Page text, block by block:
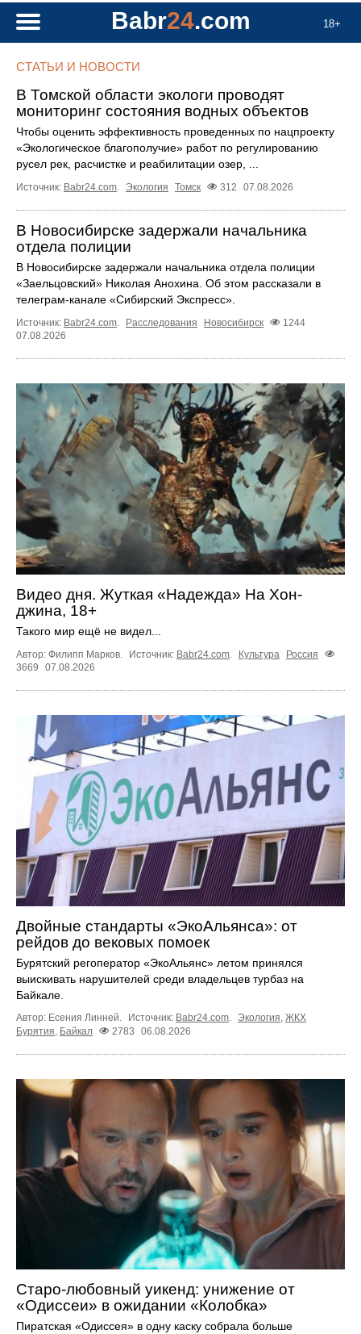
18+
Babr24.com
СТАТЬИ И НОВОСТИ
В Томской области экологи проводят
мониторинг состояния водных объектов
Чтобы оценить эффективность проведенных по нацпроекту
«Экологическое благополучие» работ по регулированию
русел рек, расчистке и реабилитации озер, ...
Источник: Babr24.com. Экология Томск 312 07.08.2026
В Новосибирске задержали начальника
отдела полиции
В Новосибирске задержали начальника отдела полиции
«Заельцовский» Николая Анохина. Об этом рассказали в
телеграм-канале «Сибирский Экспресс».
Источник: Babr24.com. Расследования Новосибирск
1244
07.08.2026
Видео дня. Жуткая «Надежда» На Хон-
джина, 18+
Такого мир ещё не видел...
Автор: Филипп Марков. Источник: Babr24.com. Культура
Россия
3669
07.08.2026
Двойные стандарты «ЭкоАльянса»: от
рейдов до вековых помоек
Бурятский регоператор «ЭкоАльянс» летом принялся
выискивать нарушителей среди владельцев турбаз на
Байкале.
Автор: Есения Линней. Источник: Babr24.com Экология ЖКХ
Бурятия Байкал 2783 06.08.2026
Старо-любовный уикенд: унижение от
«Одиссеи» в ожидании «Колобка»
Пиратская «Одиссея» в одну каску собрала больше